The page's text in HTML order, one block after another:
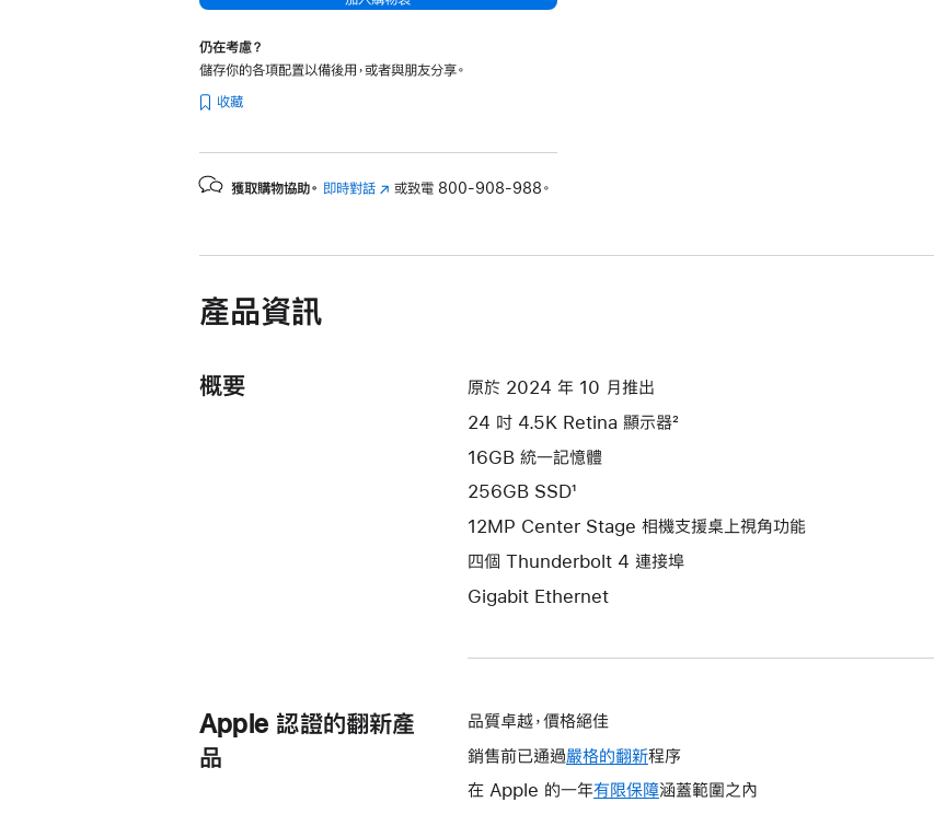
仍在考慮？
儲存你的各項配置以備後用，或者與朋友分享。
收藏
獲取購物協助。 即時對話 (以
窗
或致電 800-908-988。
產品資訊
概要
原於 2024 年 10 月推出
24 吋 4.5K Retina 顯示器²
16GB 統一記憶體
256GB SSD¹
12MP Center Stage 相機支援桌上視角功能
四個 Thunderbolt 4 連接埠
Gigabit Ethernet
Apple 認證的翻新產
品
品質卓越，價格絕佳
銷售前已通過嚴格的翻新程序
在 Apple 的一年有限保障這
涵蓋範圍之內